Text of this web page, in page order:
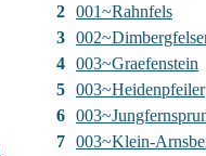
2 001~Rahnfels
3
4 003~Graefenstein
5 003~Heidenpfeiler
6
7 003~Klein-